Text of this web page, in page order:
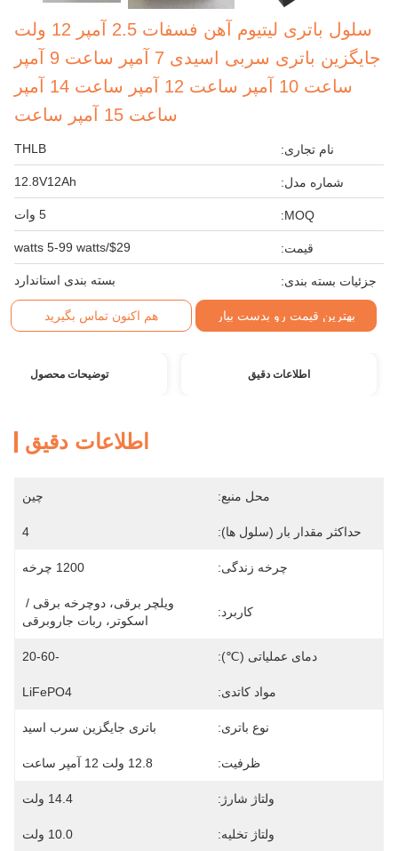
سلول باتری لیتیوم آهن فسفات 2.5 آمپر 12 ولت
جایگزین باتری سربی اسیدی 7 آمپر ساعت 9 آمپر
ساعت 10 آمپر ساعت 12 آمپر ساعت 14 آمپر
ساعت 15 آمپر ساعت
نام تجاری: THLB
شماره مدل: 12.8V12Ah
MOQ: 5 وات
قیمت: $29/watts 5-99 watts
جزئیات بسته بندی: بسته بندی استاندارد
بهترین قیمت رو بدست بیار هم اکنون تماس بگیرید
اطلاعات دقیق توضیحات محصول
اطلاعات دقیق
محل منبع: چین
حداکثر مقدار بار (سلول ها): 4
چرخه زندگی: 1200 چرخه
کاربرد:
اسکوتر، ربات جاروبرقی
دمای عملیاتی (℃): -20-60
مواد کاتدی: LiFePO4
نوع باتری: باتری جایگزین سرب اسید
ظرفیت: 12.8 ولت 12 آمپر ساعت
ولتاژ شارژ: 14.4 ولت
ولتاژ تخلیه: 10.0 ولت